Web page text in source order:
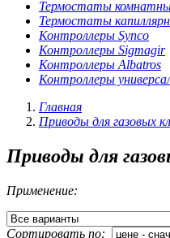
Термостаты
Термостаты
Контроллеры Synco
Контроллеры Sigmagir
Контроллеры Albatros
Контроллеры
Главная
Приводы для газовых
Приводы для
Применение:
Сортировать по: